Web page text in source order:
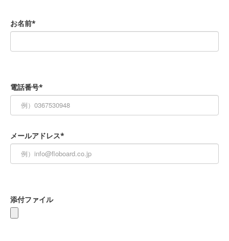
お名前*
電話番号*
メールアドレス*
添付ファイル